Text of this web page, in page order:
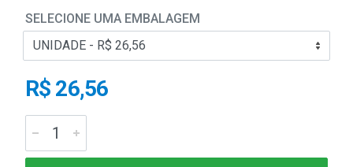
SELECIONE UMA EMBALAGEM
R$ 26,56